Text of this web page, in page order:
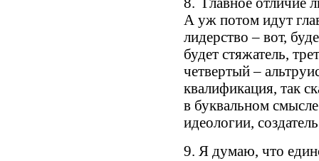
А уж потом идут
лидерство – вот,
будет стяжатель,
четвертый –
квалификация, так
в буквальном смысле
идеологии,
9. Я думаю, что